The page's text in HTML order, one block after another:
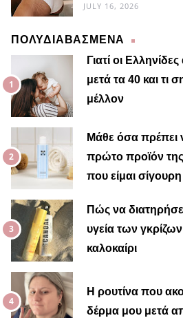
JULY 16, 2026
ΠΟΛΥΔΙΑΒΑΣΜΕΝΑ
Γιατί οι
μετά τα 40 και τι
μέλλον
Μάθε όσα πρέπει
πρώτο προϊόν
που είμαι
Πώς να
υγεία των
καλοκαίρι
Η ρουτίνα που
δέρμα μου μετά